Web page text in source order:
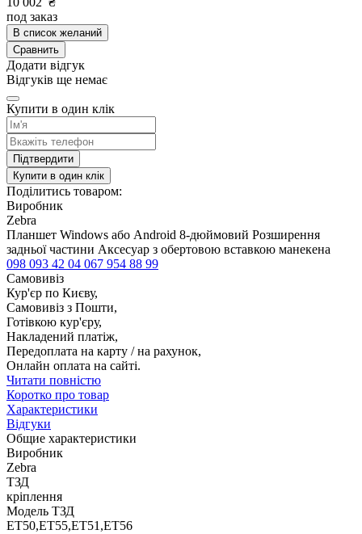
под заказ
В список желаний
Сравнить
Додати відгук
Відгуків ще немає
Купити в один клік
Підтвердити
Купити в один клік
Поділитись товаром:
Виробник
Zebra
Планшет Windows або Android 8-дюймовий Розширення
задньої частини Аксесуар з обертовою вставкою манекена
098 093 42 04 067 954 88 99
Самовивіз
Кур'єр по Києву,
Самовивіз з Пошти,
Готівкою кур'єру,
Накладений платіж,
Передоплата на карту / на рахунок,
Онлайн оплата на сайті.
Читати повністю
Коротко про товар
Характеристики
Відгуки
Общие характеристики
Виробник
Zebra
ТЗД
кріплення
Модель ТЗД
ET50,ET55,ET51,ET56